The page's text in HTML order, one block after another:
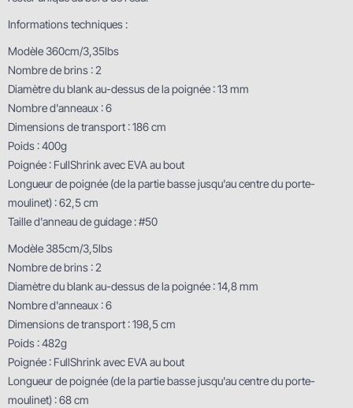
Informations techniques :
Modèle 360cm/3,35lbs
Nombre de brins : 2
Diamètre du blank au-dessus de la poignée : 13 mm
Nombre d'anneaux : 6
Dimensions de transport : 186 cm
Poids : 400g
Poignée : FullShrink avec EVA au bout
Longueur de poignée (de la partie basse jusqu'au centre du porte-
moulinet) : 62,5 cm
Taille d'anneau de guidage : #50
Modèle 385cm/3,5lbs
Nombre de brins : 2
Diamètre du blank au-dessus de la poignée : 14,8 mm
Nombre d'anneaux : 6
Dimensions de transport : 198,5 cm
Poids : 482g
Poignée : FullShrink avec EVA au bout
Longueur de poignée (de la partie basse jusqu'au centre du porte-
moulinet) : 68 cm